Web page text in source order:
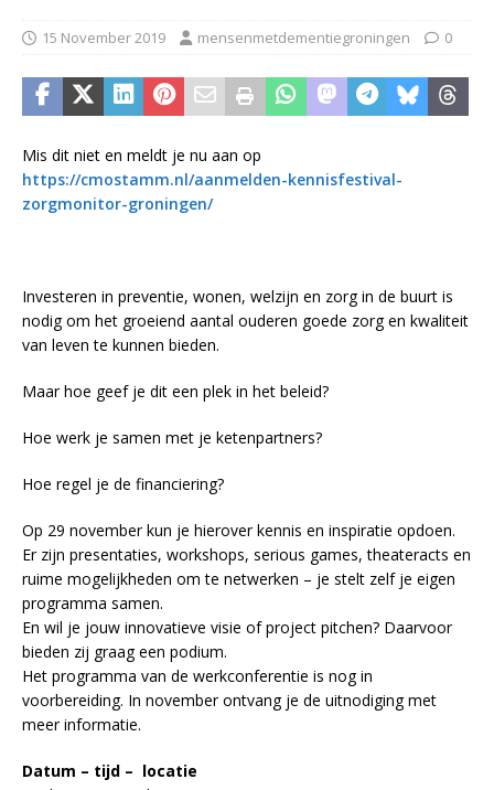
15 November 2019 mensenmetdementiegroningen 0
Mis dit niet en meldt je nu aan op
https://cmostamm.nl/aanmelden-kennisfestival-
zorgmonitor-groningen/
Investeren in preventie, wonen, welzijn en zorg in de buurt is
nodig om het groeiend aantal ouderen goede zorg en kwaliteit
van leven te kunnen bieden.
Maar hoe geef je dit een plek in het beleid?
Hoe werk je samen met je ketenpartners?
Hoe regel je de financiering?
Op 29 november kun je hierover kennis en inspiratie opdoen.
Er zijn presentaties, workshops, serious games, theateracts en
ruime mogelijkheden om te netwerken – je stelt zelf je eigen
programma samen.
En wil je jouw innovatieve visie of project pitchen? Daarvoor
bieden zij graag een podium.
Het programma van de werkconferentie is nog in
voorbereiding. In november ontvang je de uitnodiging met
meer informatie.
Datum – tijd – locatie